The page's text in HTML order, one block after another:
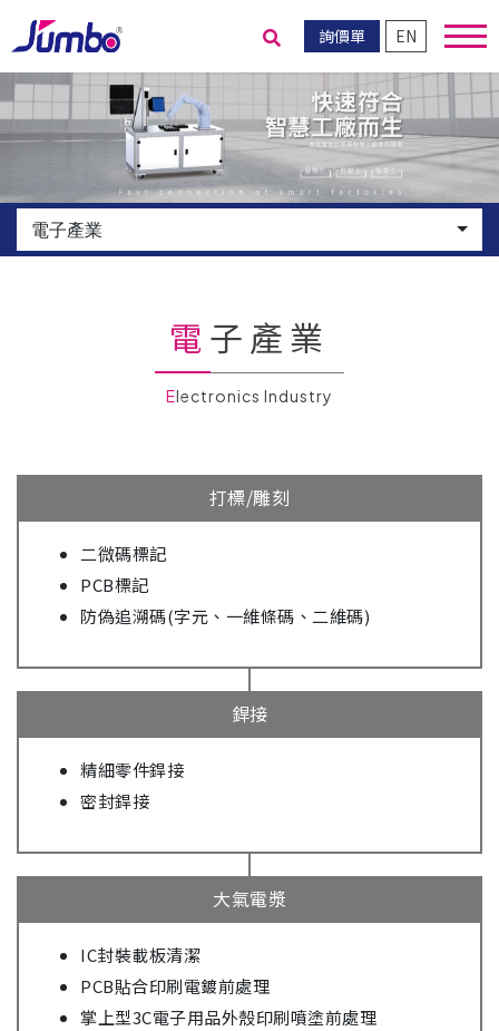
詢價單 EN
送出搜尋
電子產業
電子產業
Electronics Industry
打標/雕刻
二微碼標記
PCB標記
防偽追溯碼(字元、一維條碼、二維碼)
銲接
精細零件銲接
密封銲接
大氣電漿
IC封裝載板清潔
PCB貼合印刷電鍍前處理
掌上型3C電子用品外殼印刷噴塗前處理